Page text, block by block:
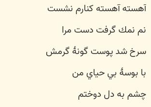
ت
آهسته آهسته كنارم نشست
نم نمك گرفت دست مرا
سرخ شد پوست گونۀ گرمش
با بوسۀ بي حياي من
چشم به دل دوختم